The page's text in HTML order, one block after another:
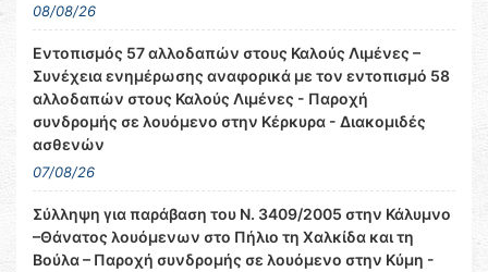
08/08/26
Εντοπισμός 57 αλλοδαπών στους Καλούς Λιμένες –
Συνέχεια ενημέρωσης αναφορικά με τον εντοπισμό 58
αλλοδαπών στους Καλούς Λιμένες - Παροχή
συνδρομής σε λουόμενο στην Κέρκυρα - Διακομιδές
ασθενών
07/08/26
Σύλληψη για παράβαση του Ν. 3409/2005 στην Κάλυμνο
–Θάνατος λουόμενων στο Πήλιο τη Χαλκίδα και τη
Βούλα – Παροχή συνδρομής σε λουόμενο στην Κύμη -